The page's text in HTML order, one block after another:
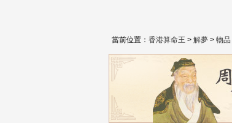
當前位置： 香港算命王 > 解夢 > 物品